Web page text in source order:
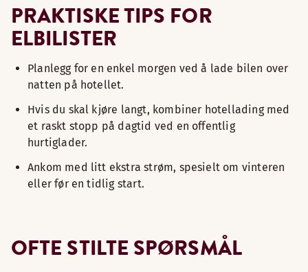
PRAKTISKE TIPS FOR
ELBILISTER
Planlegg for en enkel morgen ved å lade bilen over
natten på hotellet.
Hvis du skal kjøre langt, kombiner hotellading med
et raskt stopp på dagtid ved en offentlig
hurtiglader.
Ankom med litt ekstra strøm, spesielt om vinteren
eller før en tidlig start.
OFTE STILTE SPØRSMÅL